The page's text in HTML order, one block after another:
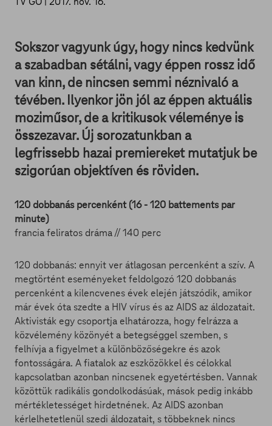
Sokszor vagyunk úgy, hogy nincs kedvünk
a szabadban sétálni, vagy éppen rossz idő
van kinn, de nincsen semmi néznivaló a
tévében. Ilyenkor jön jól az éppen aktuális
moziműsor, de a kritikusok véleménye is
összezavar. Új sorozatunkban a
legfrissebb hazai premiereket mutatjuk be
szigorúan objektíven és röviden.
120 dobbanás percenként (16 - 120 battements par
minute)
francia feliratos dráma // 140 perc
120 dobbanás: ennyit ver átlagosan percenként a szív. A
megtörtént eseményeket feldolgozó 120 dobbanás
percenként a kilencvenes évek elején játszódik, amikor
már évek óta szedte a HIV vírus és az AIDS az áldozatait.
Aktivisták egy csoportja elhatározza, hogy felrázza a
közvélemény közönyét a betegséggel szemben, s
felhívja a figyelmet a különbözőségekre és azok
fontosságára. A fiatalok az eszközökkel és célokkal
kapcsolatban azonban nincsenek egyetértésben. Vannak
közöttük radikális gondolkodásúak, mások pedig inkább
mértékletességet hirdetnének. Az AIDS azonban
kérlelhetetlenül szedi áldozatait, s többeknek nincs